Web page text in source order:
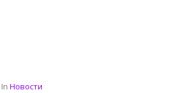
In Новости